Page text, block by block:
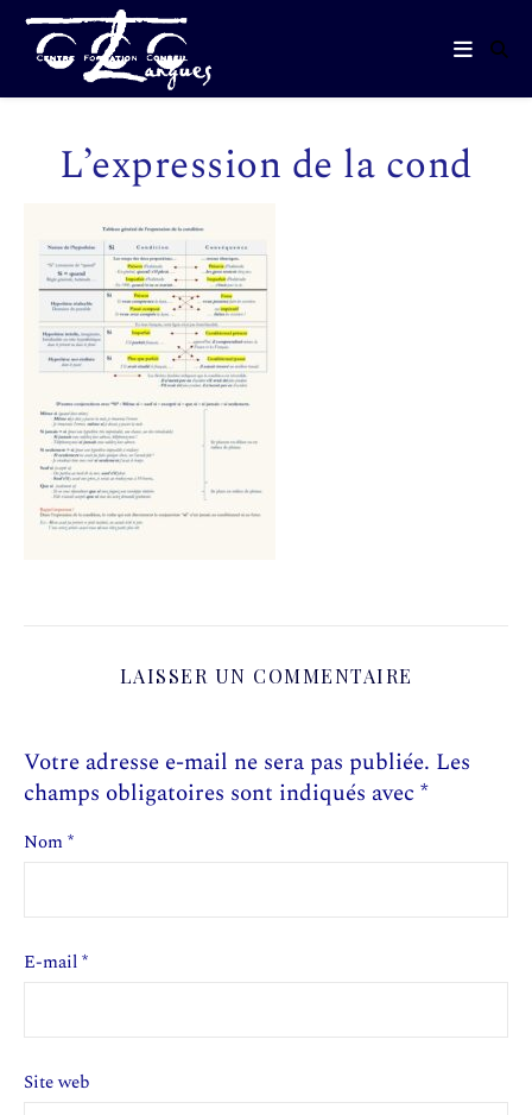
L’expression de la cond
LAISSER UN COMMENTAIRE
Votre adresse e-mail ne sera pas publiée. Les
champs obligatoires sont indiqués avec *
Nom*
E-mail*
Site web